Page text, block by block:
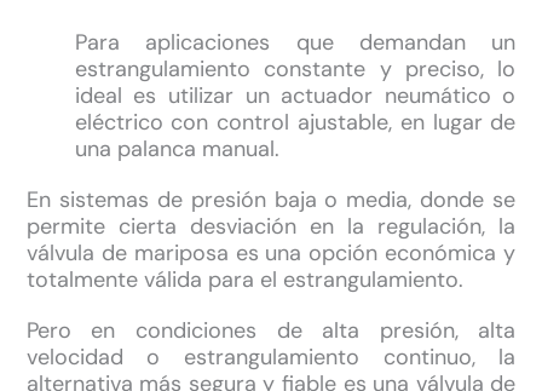
Para aplicaciones que demandan un
estrangulamiento constante y preciso, lo
ideal es utilizar un actuador neumático o
eléctrico con control ajustable, en lugar de
una palanca manual.
En sistemas de presión baja o media, donde se
permite cierta desviación en la regulación, la
válvula de mariposa es una opción económica y
totalmente válida para el estrangulamiento.
Pero en condiciones de alta presión, alta
velocidad o estrangulamiento continuo, la
alternativa más segura y fiable es una válvula de